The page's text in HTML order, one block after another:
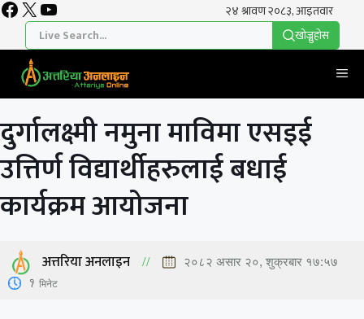
Skip
content
Facebook
X YouTube
खाेज्नुहाेस
दुर्गालक्ष्मी नमुना माविमा एसइई
उत्तिर्ण विद्यार्थीहरुलाई बधाई
कार्यक्रम आयोजना
अत्तरिया अनलाइन २०८२ असार २०, शुक्रबार १७:५७
1 मिनेट